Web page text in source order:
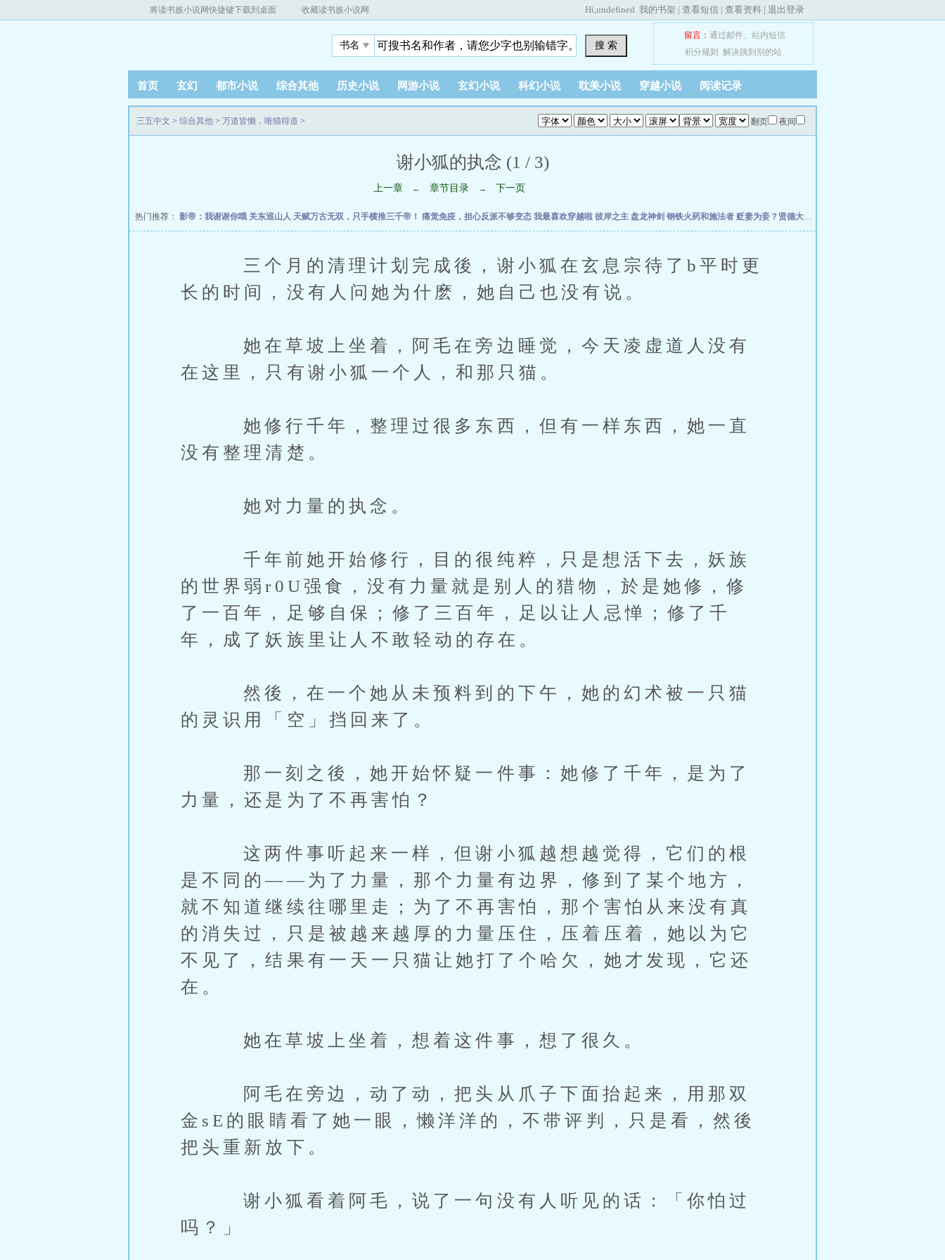
将读书族小说网快捷键下载到桌面 收藏读书族小说网 Hi,undefined 我的书架 | 查看短信 | 查看资料 | 退出登录
书名 搜 索
留言： 通过邮件、 站内短信
积分规则
解决跳到别的站
首页 玄幻 都市小说 综合其他 历史小说 网游小说 玄幻小说 科幻小说 耽美小说 穿越小说 阅读记录
翻页 夜间
三五中文 > 综合其他 > 万道皆懒，唯猫得道 >
谢小狐的执念 (1 / 3)
上一章 ← 章节目录 → 下一页
热门推荐： 影帝：我谢谢你哦 关东巡山人 天赋万古无双，只手横推三千帝！ 痛觉免疫，担心反派不够变态 我最喜欢穿越啦 彼岸之主 盘龙神剑 钢铁火药和施法者 贬妻为妾？贤德大妇她掀桌了
三个月的清理计划完成後，谢小狐在玄息宗待了b平时更
长的时间，没有人问她为什麽，她自己也没有说。
她在草坡上坐着，阿毛在旁边睡觉，今天凌虚道人没有
在这里，只有谢小狐一个人，和那只猫。
她修行千年，整理过很多东西，但有一样东西，她一直
没有整理清楚。
她对力量的执念。
千年前她开始修行，目的很纯粹，只是想活下去，妖族
的世界弱r0U强食，没有力量就是别人的猎物，於是她修，修
了一百年，足够自保；修了三百年，足以让人忌惮；修了千
年，成了妖族里让人不敢轻动的存在。
然後，在一个她从未预料到的下午，她的幻术被一只猫
的灵识用「空」挡回来了。
那一刻之後，她开始怀疑一件事：她修了千年，是为了
力量，还是为了不再害怕？
这两件事听起来一样，但谢小狐越想越觉得，它们的根
是不同的——为了力量，那个力量有边界，修到了某个地方，
就不知道继续往哪里走；为了不再害怕，那个害怕从来没有真
的消失过，只是被越来越厚的力量压住，压着压着，她以为它
不见了，结果有一天一只猫让她打了个哈欠，她才发现，它还
在。
她在草坡上坐着，想着这件事，想了很久。
阿毛在旁边，动了动，把头从爪子下面抬起来，用那双
金sE的眼睛看了她一眼，懒洋洋的，不带评判，只是看，然後
把头重新放下。
谢小狐看着阿毛，说了一句没有人听见的话：「你怕过
吗？」